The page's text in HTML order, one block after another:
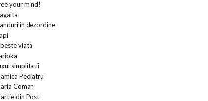
your mind!
in dezordine
viata
simplitatii
Pediatru
Coman
din Post